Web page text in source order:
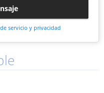
servicio y privacidad